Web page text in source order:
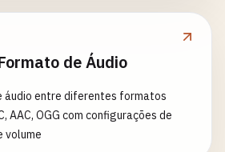
de Áudio
áudio entre diferentes formatos
AAC, OGG com configurações de
volume